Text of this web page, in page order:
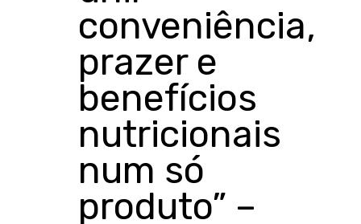
conveniência,
prazer e
benefícios
nutricionais
num só
produto” –